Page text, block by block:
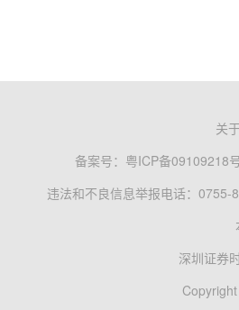
关
备案号： 粤ICP备09109218
违法和不良信息举报电话：0755-
深圳证券